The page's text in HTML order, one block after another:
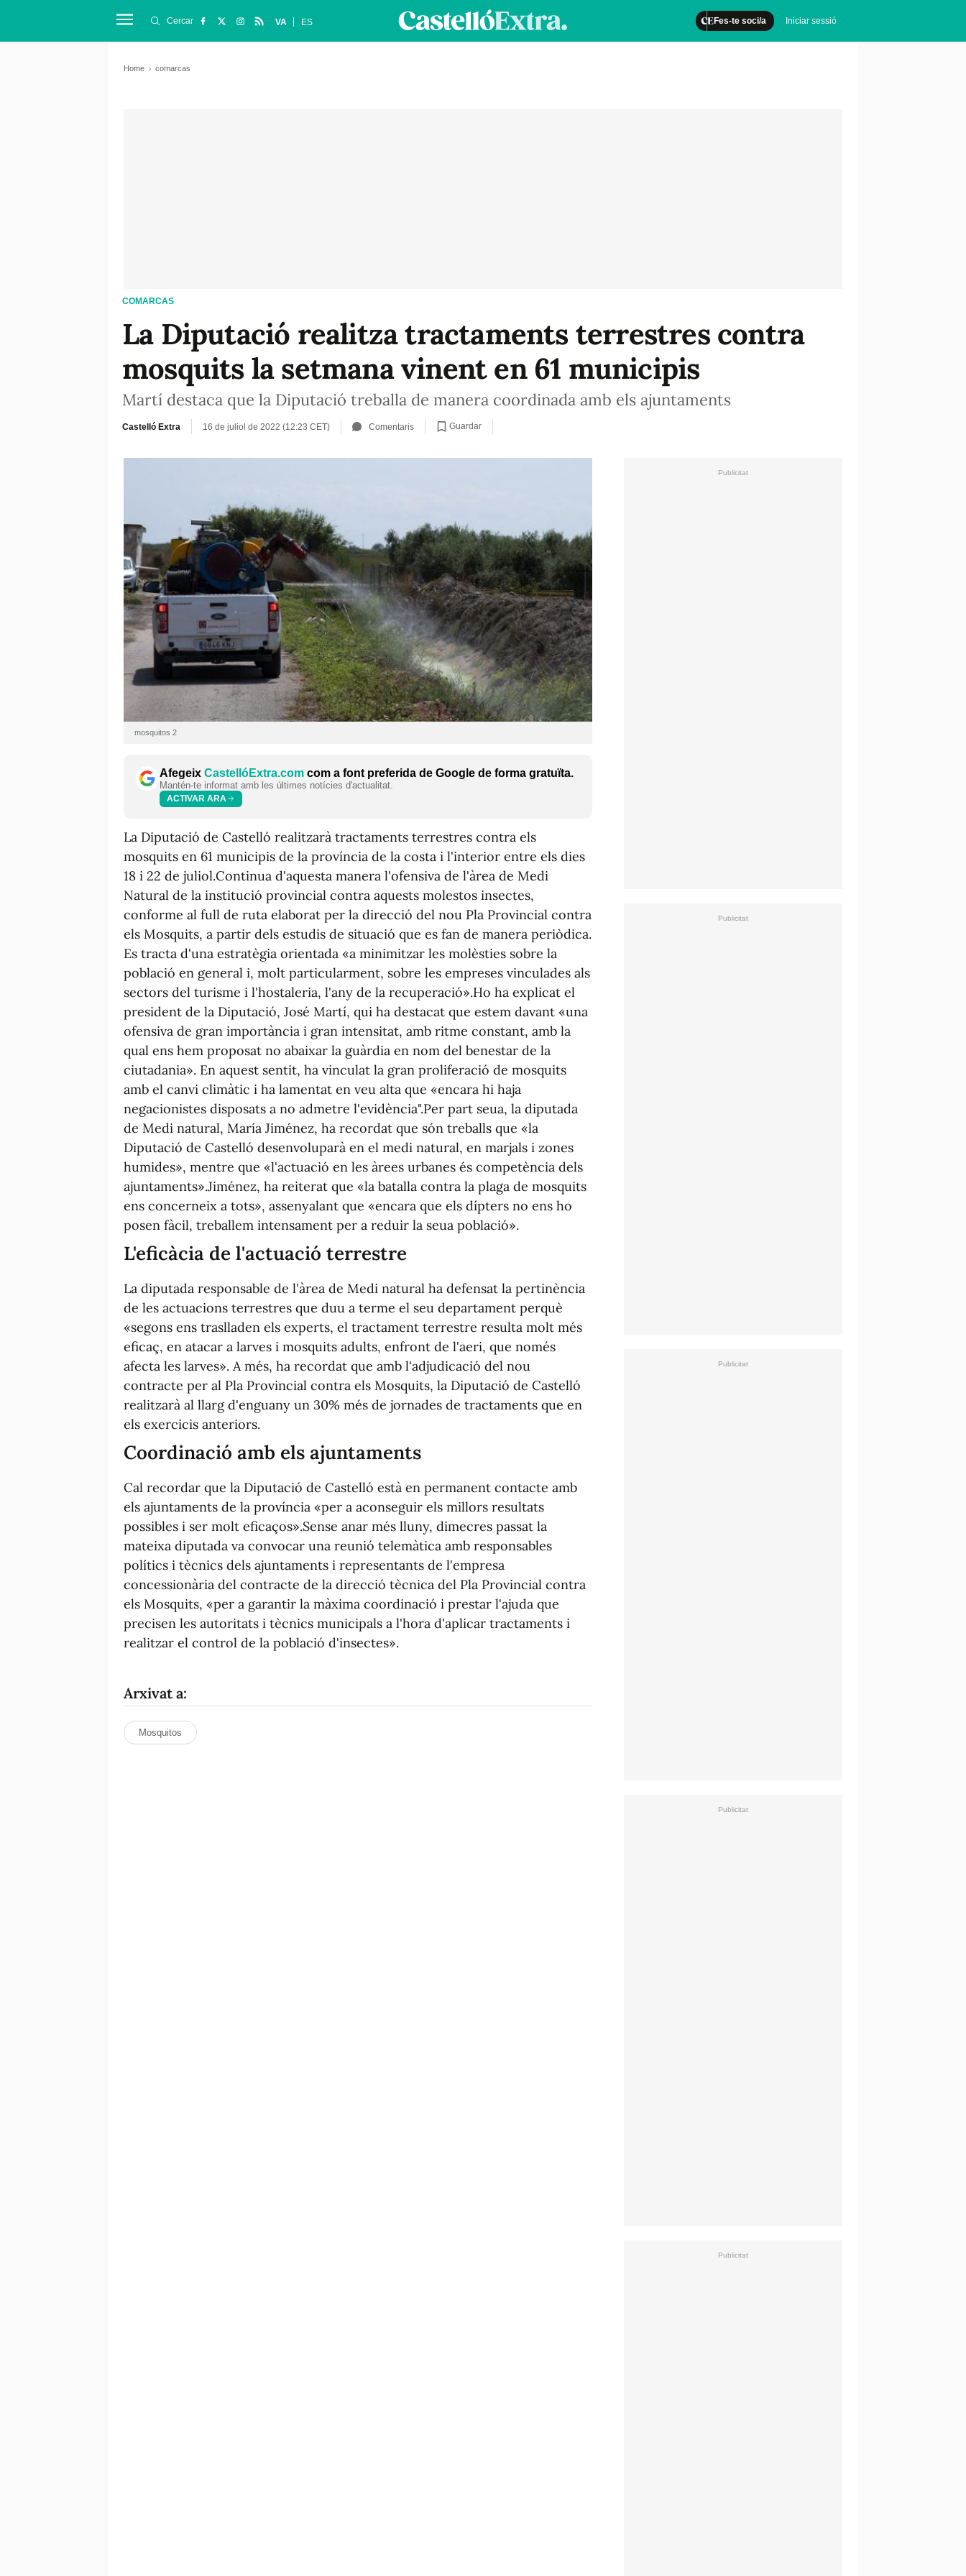
Fes-te soci/a Iniciar sessió
Cercar VA ES
Home comarcas
COMARCAS
La Diputació realitza tractaments terrestres contra
mosquits la setmana vinent en 61 municipis
Martí destaca que la Diputació treballa de manera coordinada amb els ajuntaments
Castelló Extra 16 de juliol de 2022 (12:23 CET) Comentaris Guardar
mosquitos 2
Afegeix CastellóExtra.com com a font preferida de Google de forma gratuïta.
Mantén-te informat amb les últimes notícies d'actualitat.
ACTIVAR ARA
La Diputació de Castelló realitzarà tractaments terrestres contra els
mosquits en 61 municipis de la província de la costa i l'interior entre els dies
18 i 22 de juliol.Continua d'aquesta manera l'ofensiva de l'àrea de Medi
Natural de la institució provincial contra aquests molestos insectes,
conforme al full de ruta elaborat per la direcció del nou Pla Provincial contra
els Mosquits, a partir dels estudis de situació que es fan de manera periòdica.
Es tracta d'una estratègia orientada «a minimitzar les molèsties sobre la
població en general i, molt particularment, sobre les empreses vinculades als
sectors del turisme i l'hostaleria, l'any de la recuperació».Ho ha explicat el
president de la Diputació, José Martí, qui ha destacat que estem davant «una
ofensiva de gran importància i gran intensitat, amb ritme constant, amb la
qual ens hem proposat no abaixar la guàrdia en nom del benestar de la
ciutadania». En aquest sentit, ha vinculat la gran proliferació de mosquits
amb el canvi climàtic i ha lamentat en veu alta que «encara hi haja
negacionistes disposats a no admetre l'evidència".Per part seua, la diputada
de Medi natural, María Jiménez, ha recordat que són treballs que «la
Diputació de Castelló desenvoluparà en el medi natural, en marjals i zones
humides», mentre que «l'actuació en les àrees urbanes és competència dels
ajuntaments».Jiménez, ha reiterat que «la batalla contra la plaga de mosquits
ens concerneix a tots», assenyalant que «encara que els dípters no ens ho
posen fàcil, treballem intensament per a reduir la seua població».
L'eficàcia de l'actuació terrestre
La diputada responsable de l'àrea de Medi natural ha defensat la pertinència
de les actuacions terrestres que duu a terme el seu departament perquè
«segons ens traslladen els experts, el tractament terrestre resulta molt més
eficaç, en atacar a larves i mosquits adults, enfront de l'aeri, que només
afecta les larves». A més, ha recordat que amb l'adjudicació del nou
contracte per al Pla Provincial contra els Mosquits, la Diputació de Castelló
realitzarà al llarg d'enguany un 30% més de jornades de tractaments que en
els exercicis anteriors.
Coordinació amb els ajuntaments
Cal recordar que la Diputació de Castelló està en permanent contacte amb
els ajuntaments de la província «per a aconseguir els millors resultats
possibles i ser molt eficaços».Sense anar més lluny, dimecres passat la
mateixa diputada va convocar una reunió telemàtica amb responsables
polítics i tècnics dels ajuntaments i representants de l'empresa
concessionària del contracte de la direcció tècnica del Pla Provincial contra
els Mosquits, «per a garantir la màxima coordinació i prestar l'ajuda que
precisen les autoritats i tècnics municipals a l'hora d'aplicar tractaments i
realitzar el control de la població d'insectes».
Arxivat a:
Mosquitos